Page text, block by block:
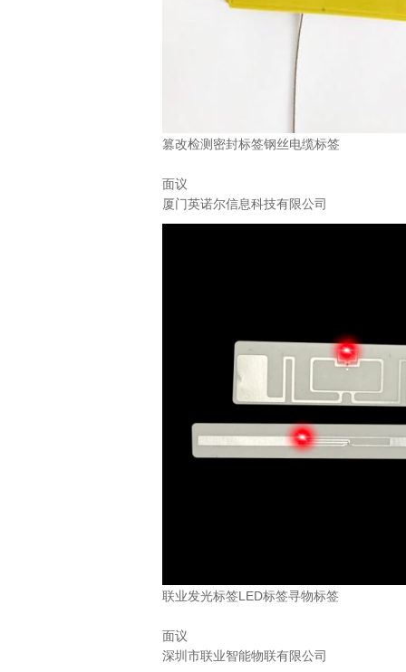
篡改检测密封标签钢丝电缆标签
面议
厦门英诺尔信息科技有限公司
联业发光标签LED标签寻物标签
面议
深圳市联业智能物联有限公司